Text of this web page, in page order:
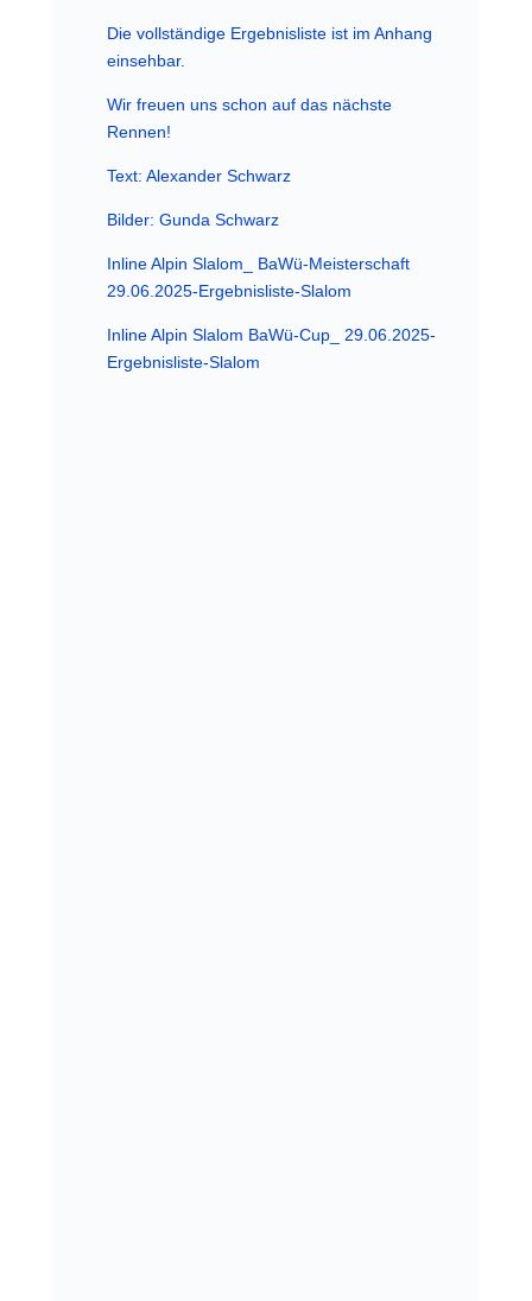
Die vollständige Ergebnisliste ist im Anhang
einsehbar.
Wir freuen uns schon auf das nächste
Rennen!
Text: Alexander Schwarz
Bilder: Gunda Schwarz
Inline Alpin Slalom_ BaWü-Meisterschaft
29.06.2025-Ergebnisliste-Slalom
Inline Alpin Slalom BaWü-Cup_ 29.06.2025-
Ergebnisliste-Slalom